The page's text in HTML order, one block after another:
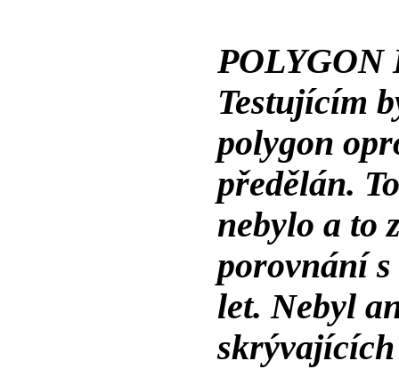
Testujícím
polygon
předělán.
nebylo a to
porovnání s
let. Nebyl
skrývajících